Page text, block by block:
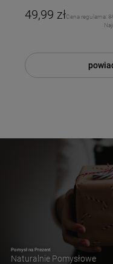
49,99 złCena regularna:
Pomysł na Prezent
Naturalnie Pomysłowe